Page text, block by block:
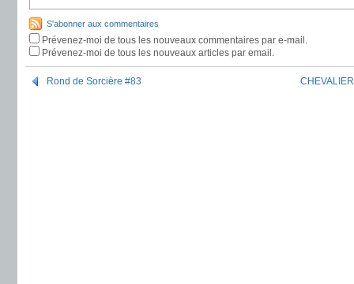
S'abonner aux commentaires
Prévenez-moi de tous les nouveaux commentaires par e-mail.
Prévenez-moi de tous les nouveaux articles par email.
Rond de Sorcière #83